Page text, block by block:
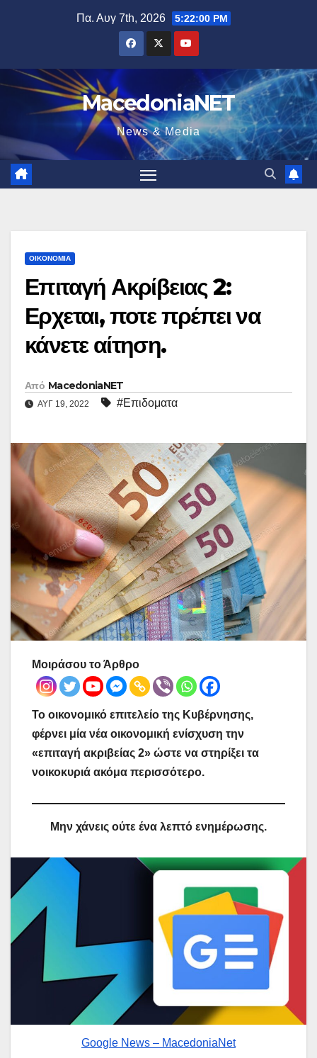
Πα. Αυγ 7th, 2026 5:22:01 PM
MacedoniaNET
News & Media
ΟΙΚΟΝΟΜΊΑ
Επιταγή Ακρίβειας 2:
Ερχεται, ποτε πρέπει να
κάνετε αίτηση.
Από MacedoniaNET
ΑΥΓ 19, 2022 #Επιδοματα
Μοιράσου το Άρθρο
Το οικονομικό επιτελείο της Κυβέρνησης,
φέρνει μία νέα οικονομική ενίσχυση την
«επιταγή ακριβείας 2» ώστε να στηρίξει τα
νοικοκυριά ακόμα περισσότερο.
Μην χάνεις ούτε ένα λεπτό ενημέρωσης.
Google News – MacedoniaNet